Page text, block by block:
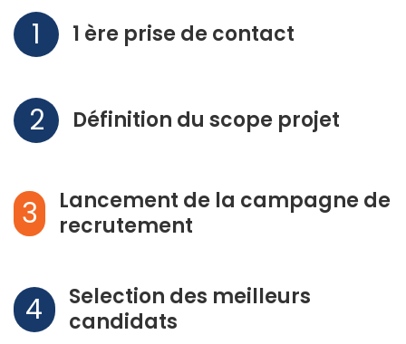
1 1 ère prise de contact
2 Définition du scope projet
3
Lancement de la campagne de
recrutement
4
Selection des meilleurs
candidats